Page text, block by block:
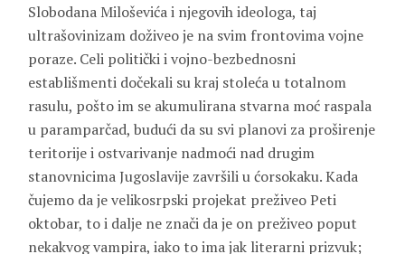
Slobodana Miloševića i njegovih ideologa, taj
ultrašovinizam doživeo je na svim frontovima vojne
poraze. Celi politički i vojno-bezbednosni
establišmenti dočekali su kraj stoleća u totalnom
rasulu, pošto im se akumulirana stvarna moć raspala
u paramparčad, budući da su svi planovi za proširenje
teritorije i ostvarivanje nadmoći nad drugim
stanovnicima Jugoslavije završili u ćorsokaku. Kada
čujemo da je velikosrpski projekat preživeo Peti
oktobar, to i dalje ne znači da je on preživeo poput
nekakvog vampira, iako to ima jak literarni prizvuk;